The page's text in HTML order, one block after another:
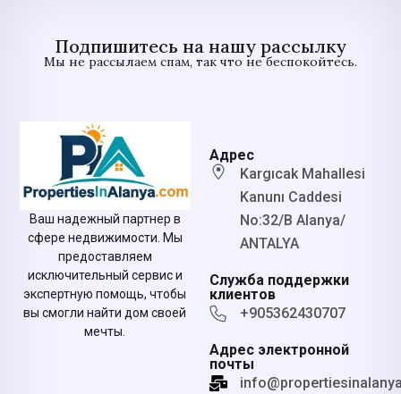
Подпишитесь на нашу рассылку
Мы не рассылаем спам, так что не беспокойтесь.
Ваш надежный партнер в
сфере недвижимости. Мы
предоставляем
исключительный сервис и
экспертную помощь, чтобы
вы смогли найти дом своей
мечты.
Адрес
Kargıcak Mahallesi
Kanunı Caddesi
No:32/B Alanya/
ANTALYA
Служба поддержки
клиентов
+905362430707
Адрес электронной
почты